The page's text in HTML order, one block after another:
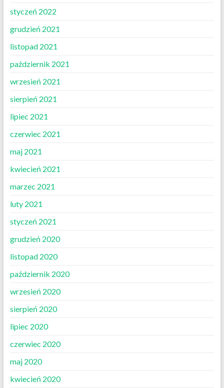
styczeń 2022
grudzień 2021
listopad 2021
październik 2021
wrzesień 2021
sierpień 2021
lipiec 2021
czerwiec 2021
maj 2021
kwiecień 2021
marzec 2021
luty 2021
styczeń 2021
grudzień 2020
listopad 2020
październik 2020
wrzesień 2020
sierpień 2020
lipiec 2020
czerwiec 2020
maj 2020
kwiecień 2020